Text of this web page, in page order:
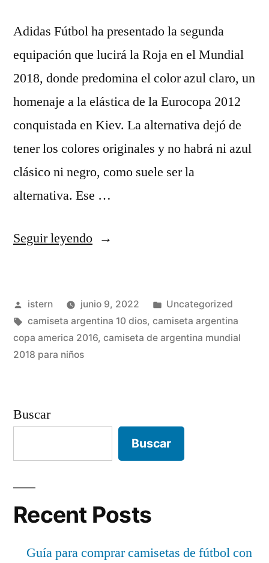
Adidas Fútbol ha presentado la segunda
equipación que lucirá la Roja en el Mundial
2018, donde predomina el color azul claro, un
homenaje a la elástica de la Eurocopa 2012
conquistada en Kiev. La alternativa dejó de
tener los colores originales y no habrá ni azul
clásico ni negro, como suele ser la
alternativa. Ese …
Seguir leyendo«argentina
camisetas»
Publicado
por
istern junio 9, 2022
Publicado
en
Uncategorized
Etiquetas:
camiseta argentina 10 dios, camiseta argentina
copa america 2016, camiseta de argentina mundial
2018 para niños
Buscar
Buscar
Recent Posts
Guía para comprar camisetas de fútbol con